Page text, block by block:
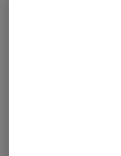
Kom ombytt